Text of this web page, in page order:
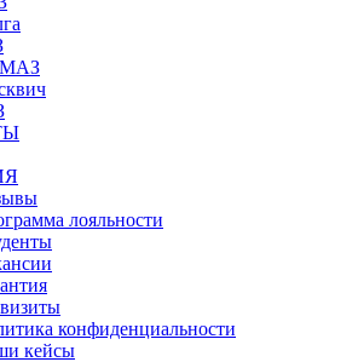
лояльности
конфиденциальности
кейсы